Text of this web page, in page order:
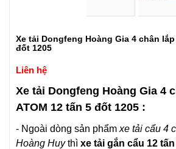
Xe tải Dongfeng Hoàng Gia 4 chân
đốt 1205
Liên hệ
Xe tải Dongfeng Hoàng Gia 4
ATOM 12 tấn 5 đốt 1205 :
- Ngoài dòng sản phẩm xe tải cẩu 4
Hoàng Huythì xe tải gắn cẩu 12